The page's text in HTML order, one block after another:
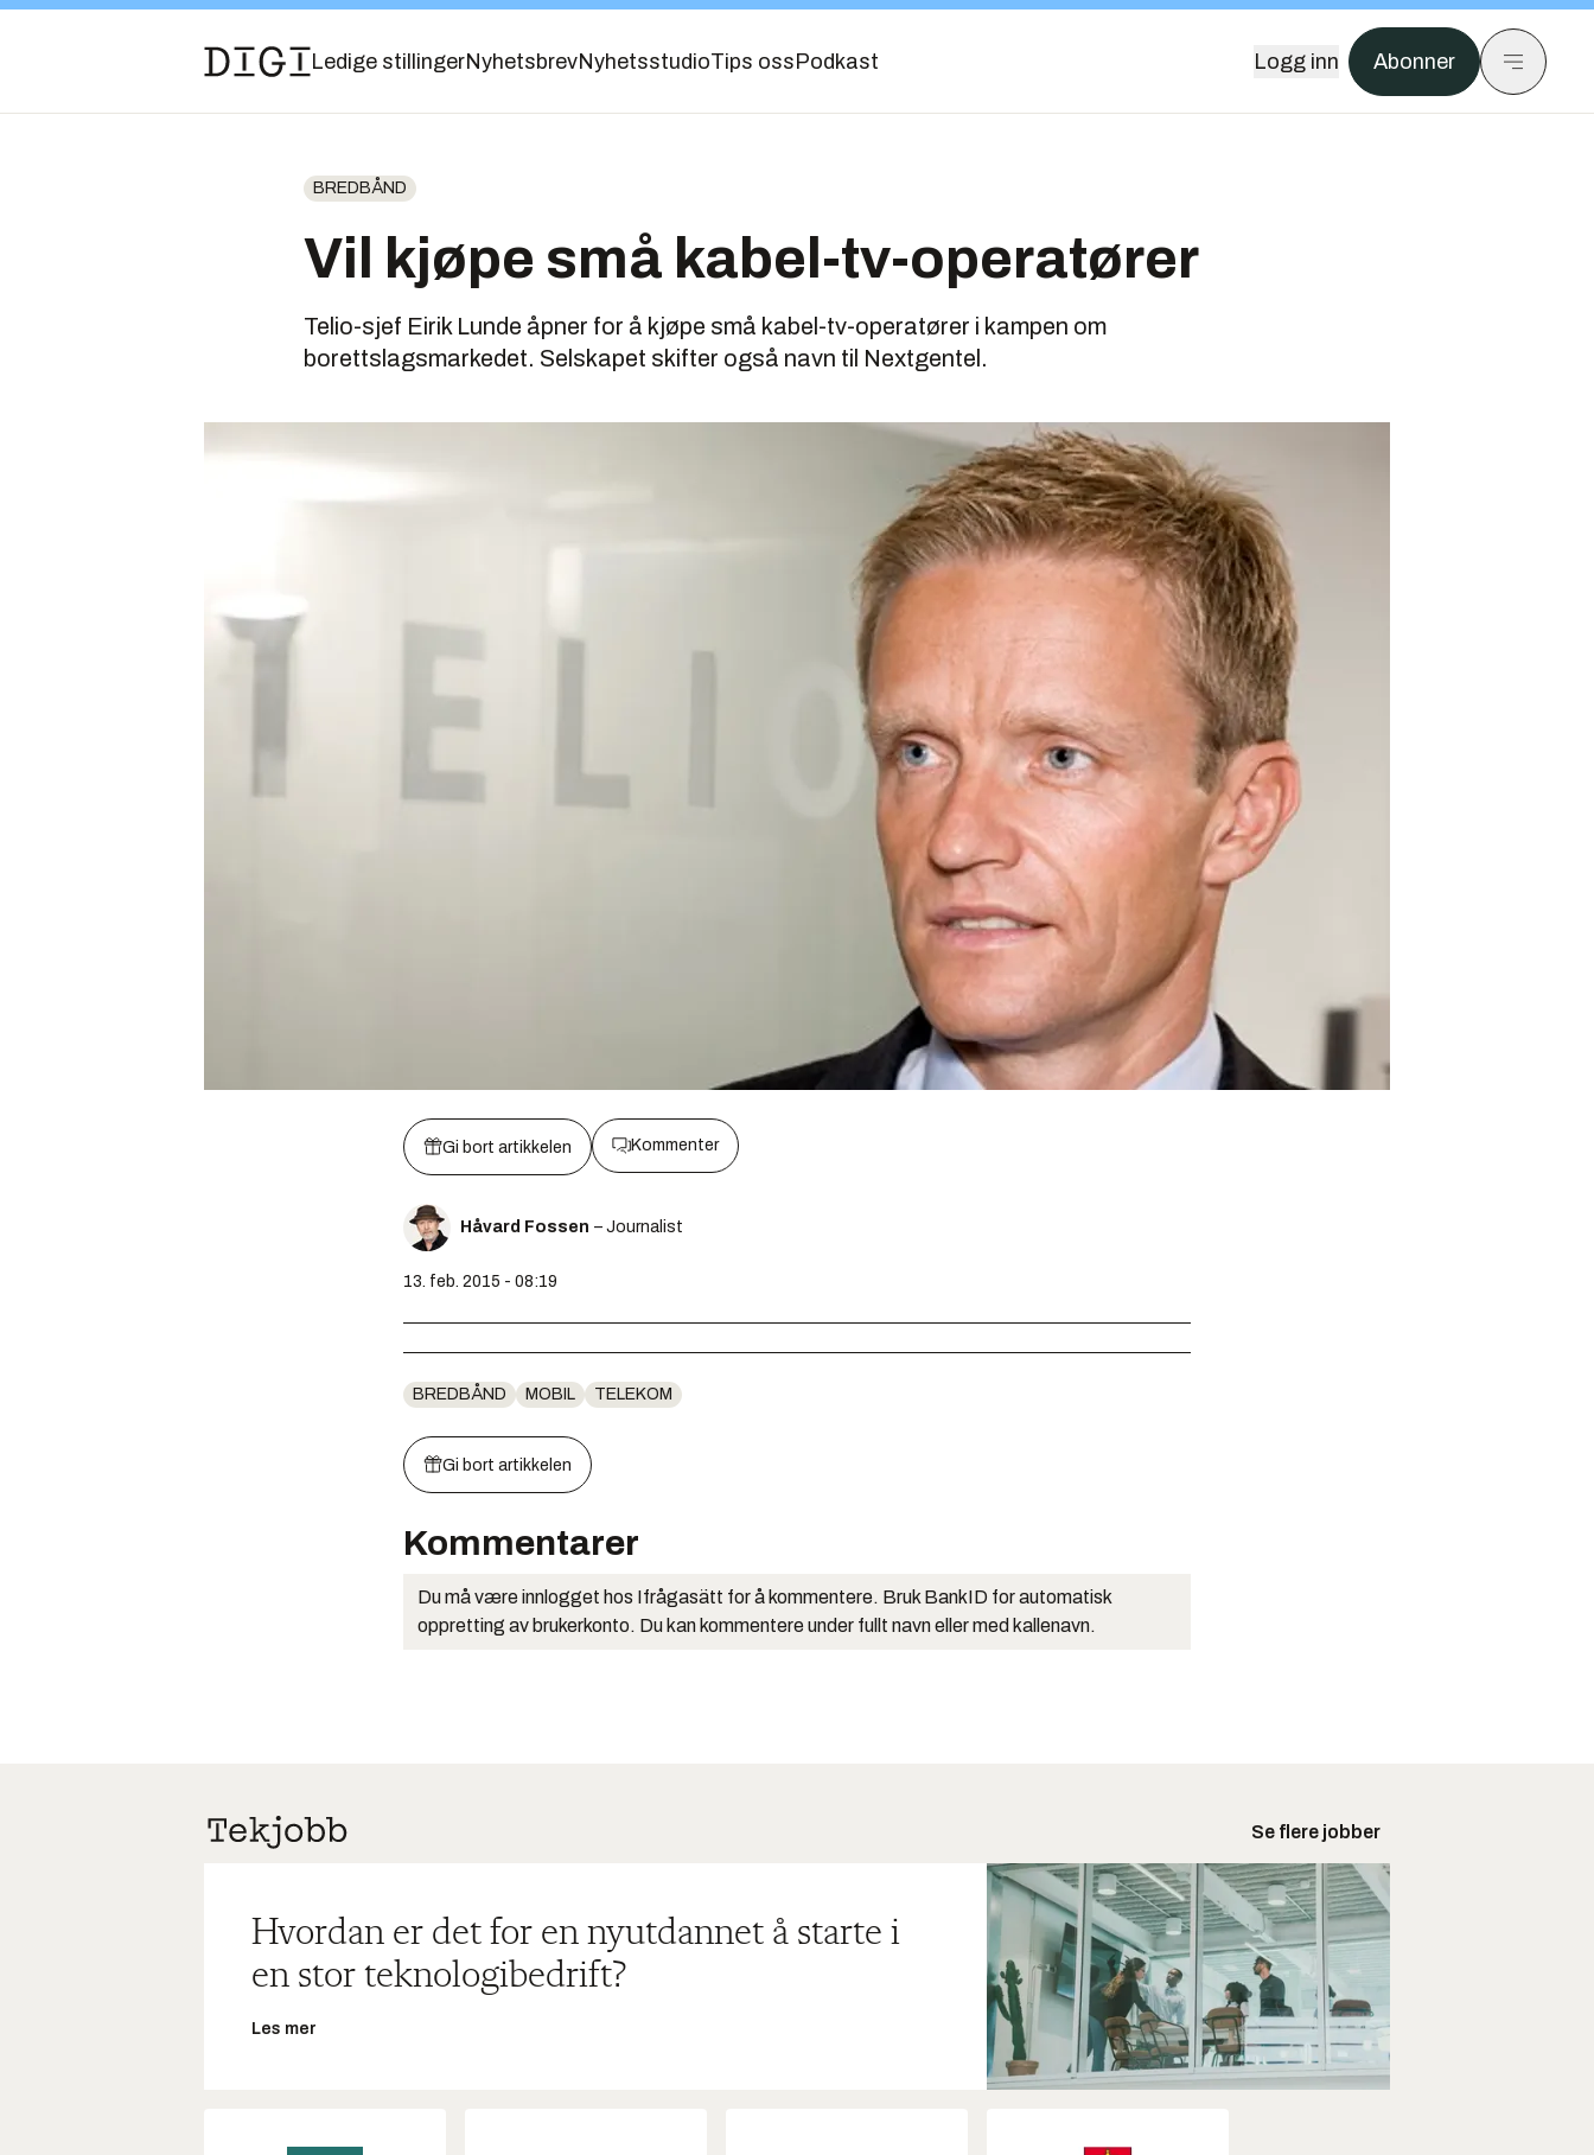
Ledige stillingerNyhetsbrevNyhetsstudioTips oss Podkast Logg inn Abonner
BREDBÅND
Vil kjøpe små kabel-tv-operatører
Telio-sjef Eirik Lunde åpner for å kjøpe små kabel-tv-operatører i kampen om
borettslagsmarkedet. Selskapet skifter også navn til Nextgentel.
Gi bort artikkelen Kommenter
Håvard Fossen – Journalist
13. feb. 2015 - 08:19
BREDBÅND MOBIL TELEKOM
Gi bort artikkelen
Kommentarer
Du må være innlogget hos Ifrågasätt for å kommentere. Bruk BankID for automatisk
oppretting av brukerkonto. Du kan kommentere under fullt navn eller med kallenavn.
Se flere jobber
Hvordan er det for en nyutdannet å starte i
en stor teknologibedrift?
Les mer